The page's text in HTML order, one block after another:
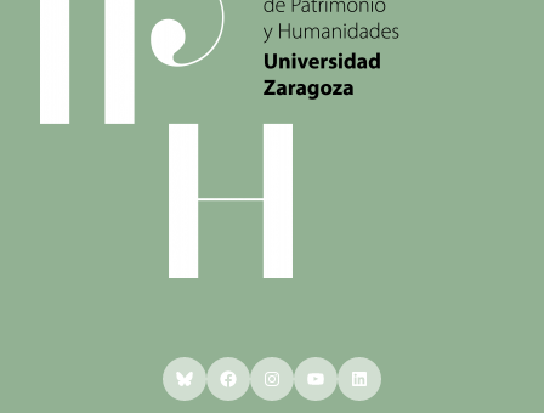
BlueskyFacebookInstagram
YouTubeLinkedIn